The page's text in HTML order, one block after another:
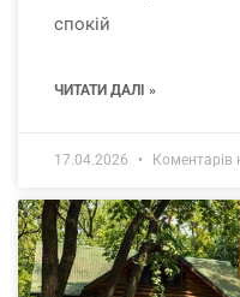
спокій
ЧИТАТИ ДАЛІ »
17.04.2026 Коментарів